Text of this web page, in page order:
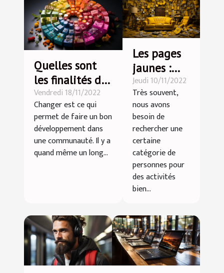
Quelles sont
les finalités du
développement
durable ?
Vendredi 18/11/2022
Changer est ce qui
permet de faire un bon
développement dans
une communauté. Il y a
quand même un long...
Les pages
jaunes :
parlons-en
!
Jeudi 10/11/2022
Très souvent,
nous avons
besoin de
rechercher une
certaine
catégorie de
personnes pour
des activités
bien...